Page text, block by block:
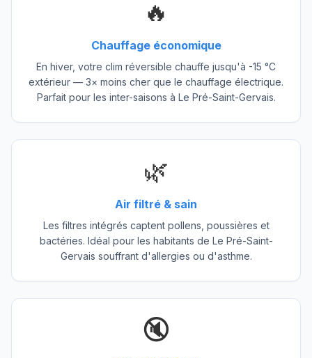
🔥
Chauffage économique
En hiver, votre clim réversible chauffe jusqu'à -15 °C
extérieur — 3× moins cher que le chauffage électrique.
Parfait pour les inter-saisons à Le Pré-Saint-Gervais.
🌿
Air filtré & sain
Les filtres intégrés captent pollens, poussières et
bactéries. Idéal pour les habitants de Le Pré-Saint-
Gervais souffrant d'allergies ou d'asthme.
🔇